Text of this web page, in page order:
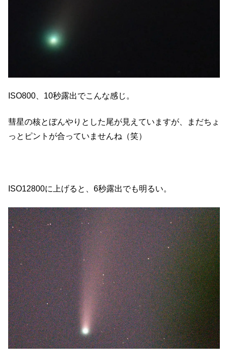
ISO800、10秒露出でこんな感じ。
彗星の核とぼんやりとした尾が見えていますが、まだちょ
っとピントが合っていませんね（笑）
ISO12800に上げると、6秒露出でも明るい。